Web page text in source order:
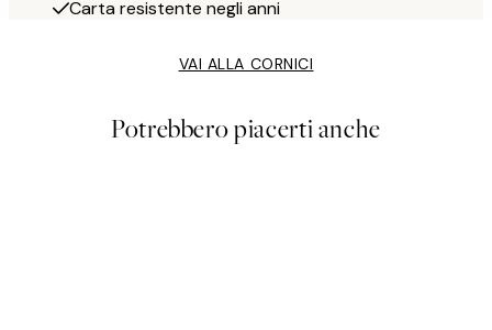
Carta resistente negli anni
VAI ALLA CORNICI
Potrebbero piacerti anche